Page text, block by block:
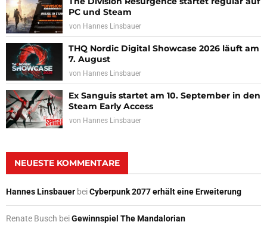
PC und Steam
von Hannes Linsbauer
THQ Nordic Digital Showcase 2026 läuft am
7. August
von Hannes Linsbauer
Ex Sanguis startet am 10. September in den
Steam Early Access
von Hannes Linsbauer
NEUESTE KOMMENTARE
Hannes Linsbauer beiCyberpunk 2077 erhält eine Erweiterung
Renate Busch beiGewinnspiel The Mandalorian